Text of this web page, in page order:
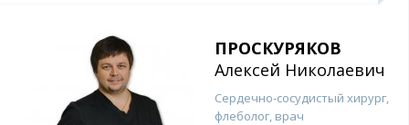
ПРОСКУРЯКОВ
Алексей Николаевич
Сердечно-сосудистый хирург,
флеболог, врач